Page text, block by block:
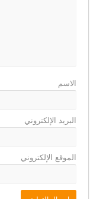
الاسم
البريد الإلكتروني
الموقع الإلكتروني